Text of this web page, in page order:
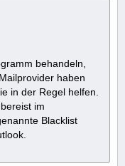
behandeln,
haben
in der Regel helfen.
im
Blacklist